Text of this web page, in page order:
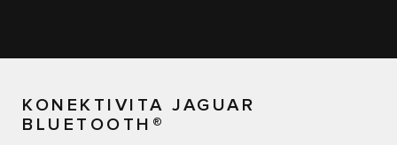
KONEKTIVITA JAGUAR
BLUETOOTH®